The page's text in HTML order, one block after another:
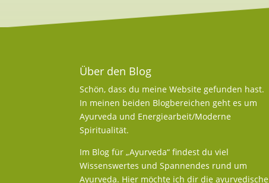
Über den Blog
Schön, dass du meine Website gefunden hast.
In meinen beiden Blogbereichen geht es um
Ayurveda und Energiearbeit/Moderne
Spiritualität.
Im Blog für „Ayurveda“ findest du viel
Wissenswertes und Spannendes rund um
Ayurveda. Hier möchte ich dir die ayurvedische